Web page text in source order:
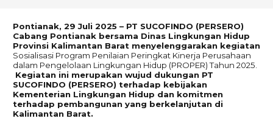
Pontianak, 29 Juli 2025 – PT SUCOFINDO (PERSERO)
Cabang Pontianak bersama Dinas Lingkungan Hidup
Provinsi Kalimantan Barat menyelenggarakan kegiatan
Sosialisasi Program Penilaian Peringkat Kinerja Perusahaan
dalam Pengelolaan Lingkungan Hidup (PROPER) Tahun 2025.
Kegiatan ini merupakan wujud dukungan PT
SUCOFINDO (PERSERO) terhadap kebijakan
Kementerian Lingkungan Hidup dan komitmen
terhadap pembangunan yang berkelanjutan di
Kalimantan Barat.